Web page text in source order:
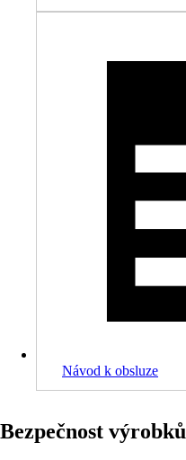
Návod k obsluze
Bezpečnost výrobků